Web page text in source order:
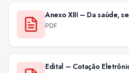
PDF